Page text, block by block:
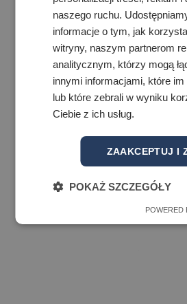
naszego ruchu.
informacje o tym, jak
witryny, naszym partnerom
analitycznym, którzy mogą
innymi informacjami, które im
lub które zebrali w wyniku
Ciebie z ich usług.
ZAAKCEPTUJ I
POKAŻ SZCZEGÓŁY
POWERED